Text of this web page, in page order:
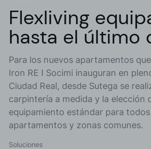
Flexliving
hasta el último
Para los nuevos apartamentos
Iron RE I Socimi inauguran en
Ciudad Real, desde Sutega se
carpintería a medida y la elección
equipamiento estándar para
apartamentos y zonas comunes.
Soluciones